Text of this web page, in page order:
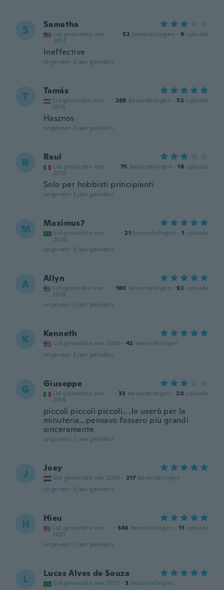
S Samatha
Lid geworden van
2017
· 52 beoordelingen · 9 uploads
Ineffective
ongeveer 3 jaar geleden
T Tamás
Lid geworden van
2016
· 288 beoordelingen · 52 uploads
Hasznos
ongeveer 3 jaar geleden
R Raul
Lid geworden van
2019
· 75 beoordelingen · 18 uploads
Solo per hobbisti principianti
ongeveer 3 jaar geleden
M Maximus7
Lid geworden van
2020
· 21 beoordelingen · 1 uploads
ongeveer 3 jaar geleden
A Allyn
Lid geworden van
2018
· 180 beoordelingen · 92 uploads
ongeveer 3 jaar geleden
K Kenneth
Lid geworden van 2020 · 42 beoordelingen
ongeveer 3 jaar geleden
G Giuseppe
Lid geworden van
2018
· 33 beoordelingen · 20 uploads
piccoli piccoli piccoli.. .lo userò per la
minuteria...pensavo fossero più grandi
sinceramente
ongeveer 3 jaar geleden
J Joey
Lid geworden van 2020 · 217 beoordelingen
ongeveer 3 jaar geleden
H Hieu
Lid geworden van
2021
· 348 beoordelingen · 11 uploads
ongeveer 3 jaar geleden
L Lucas Alves de Souza
Lid geworden van 2017 · 3 beoordelingen